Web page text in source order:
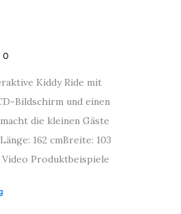
0
Kiddy Ride mit
Bildschirm und einen
die kleinen Gäste
162 cmBreite: 103
Video Produktbeispiele